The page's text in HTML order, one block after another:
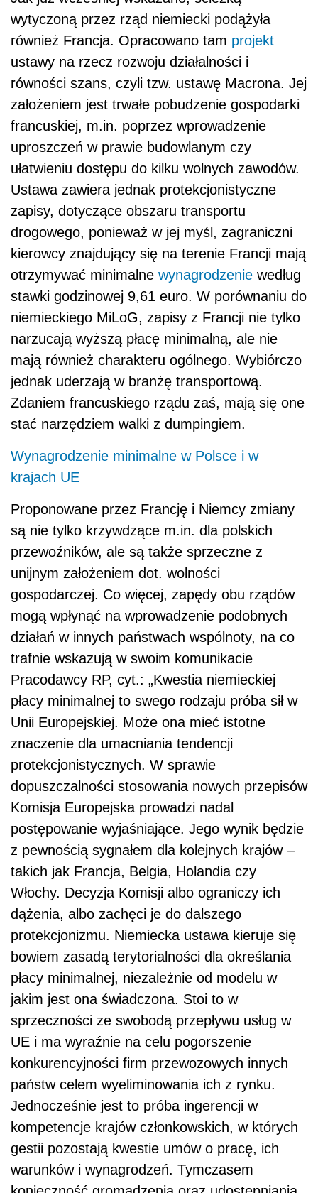
wytyczoną przez rząd niemiecki podążyła
również Francja. Opracowano tam projekt
ustawy na rzecz rozwoju działalności i
równości szans, czyli tzw. ustawę Macrona. Jej
założeniem jest trwałe pobudzenie gospodarki
francuskiej, m.in. poprzez wprowadzenie
uproszczeń w prawie budowlanym czy
ułatwieniu dostępu do kilku wolnych zawodów.
Ustawa zawiera jednak protekcjonistyczne
zapisy, dotyczące obszaru transportu
drogowego, ponieważ w jej myśl, zagraniczni
kierowcy znajdujący się na terenie Francji mają
otrzymywać minimalne wynagrodzenie według
stawki godzinowej 9,61 euro. W porównaniu do
niemieckiego MiLoG, zapisy z Francji nie tylko
narzucają wyższą płacę minimalną, ale nie
mają również charakteru ogólnego. Wybiórczo
jednak uderzają w branżę transportową.
Zdaniem francuskiego rządu zaś, mają się one
stać narzędziem walki z dumpingiem.
Wynagrodzenie minimalne w Polsce i w
krajach UE
Proponowane przez Francję i Niemcy zmiany
są nie tylko krzywdzące m.in. dla polskich
przewoźników, ale są także sprzeczne z
unijnym założeniem dot. wolności
gospodarczej. Co więcej, zapędy obu rządów
mogą wpłynąć na wprowadzenie podobnych
działań w innych państwach wspólnoty, na co
trafnie wskazują w swoim komunikacie
Pracodawcy RP, cyt.: „Kwestia niemieckiej
płacy minimalnej to swego rodzaju próba sił w
Unii Europejskiej. Może ona mieć istotne
znaczenie dla umacniania tendencji
protekcjonistycznych. W sprawie
dopuszczalności stosowania nowych przepisów
Komisja Europejska prowadzi nadal
postępowanie wyjaśniające. Jego wynik będzie
z pewnością sygnałem dla kolejnych krajów –
takich jak Francja, Belgia, Holandia czy
Włochy. Decyzja Komisji albo ograniczy ich
dążenia, albo zachęci je do dalszego
protekcjonizmu. Niemiecka ustawa kieruje się
bowiem zasadą terytorialności dla określania
płacy minimalnej, niezależnie od modelu w
jakim jest ona świadczona. Stoi to w
sprzeczności ze swobodą przepływu usług w
UE i ma wyraźnie na celu pogorszenie
konkurencyjności firm przewozowych innych
państw celem wyeliminowania ich z rynku.
Jednocześnie jest to próba ingerencji w
kompetencje krajów członkowskich, w których
gestii pozostają kwestie umów o pracę, ich
warunków i wynagrodzeń. Tymczasem